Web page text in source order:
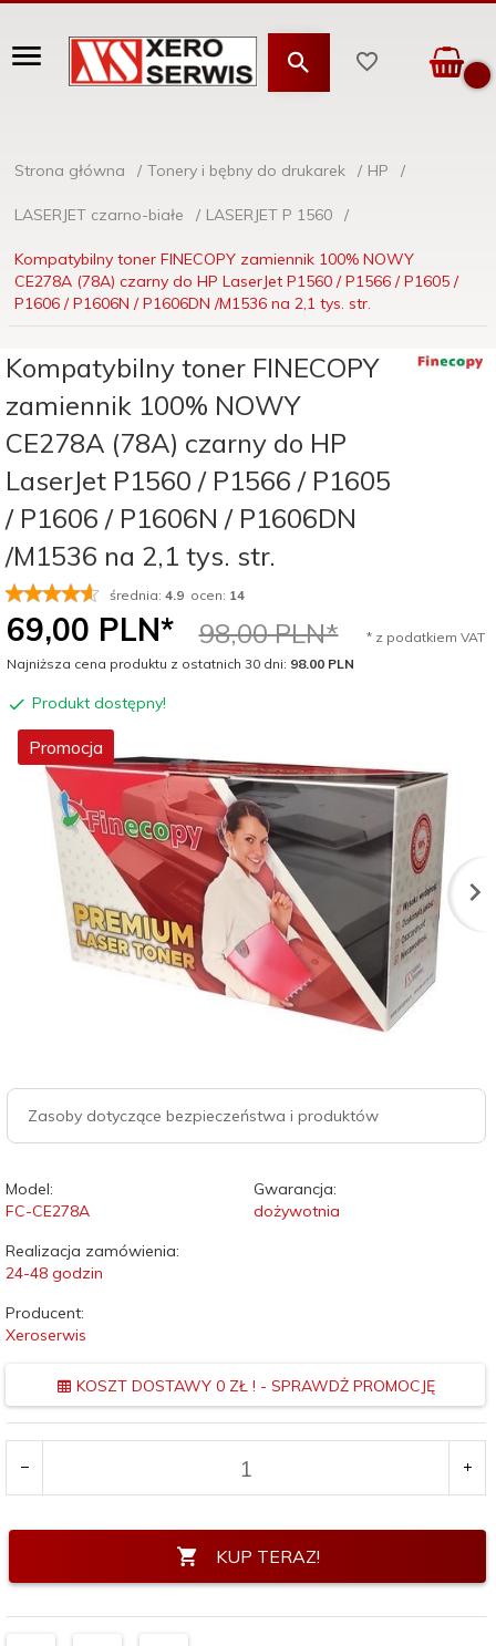
Strona główna Tonery i bębny do drukarek HP
LASERJET czarno-białe LASERJET P 1560
Kompatybilny toner FINECOPY zamiennik 100% NOWY
CE278A (78A) czarny do HP LaserJet P1560 / P1566 / P1605 /
P1606 / P1606N / P1606DN /M1536 na 2,1 tys. str.
Kompatybilny toner FINECOPY
zamiennik 100% NOWY
CE278A (78A) czarny do HP
LaserJet P1560 / P1566 / P1605
/ P1606 / P1606N / P1606DN
/M1536 na 2,1 tys. str.
średnia: 4.9 ocen: 14
69,00 PLN* 98,00 PLN*
* z podatkiem VAT
Najniższa cena produktu z ostatnich 30 dni: 98.00 PLN
Produkt dostępny!
Promocja
Zasoby dotyczące bezpieczeństwa i produktów
Model:
FC-CE278A
Gwarancja:
dożywotnia
Realizacja zamówienia:
24-48 godzin
Producent:
Xeroserwis
KOSZT DOSTAWY 0 ZŁ ! - SPRAWDŻ PROMOCJĘ
KUP TERAZ!